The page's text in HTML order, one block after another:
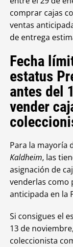
comprar cajas
ventas
de entrega
Fecha
estatus
antes del
vender
Para la mayoría
Kaldheim, las
asignación de
venderlas como
anticipada en la
Si consigues el
13 de
coleccionista